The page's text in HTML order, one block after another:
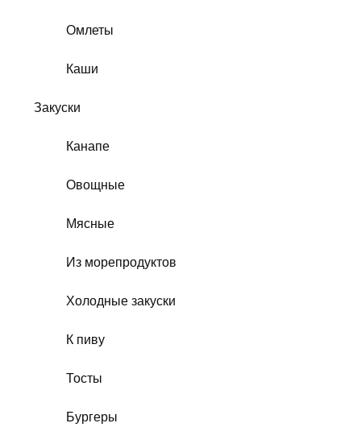
Омлеты
Каши
Закуски
Канапе
Овощные
Мясные
Из морепродуктов
Холодные закуски
К пиву
Тосты
Бургеры